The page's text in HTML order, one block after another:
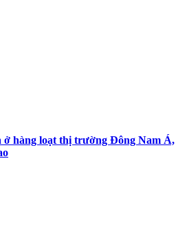
ở hàng loạt thị trường Đông Nam Á,